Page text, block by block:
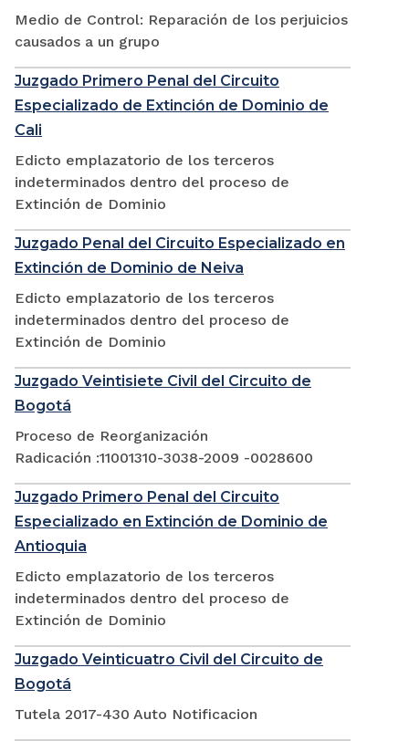
Medio de Control: Reparación de los perjuicios
causados a un grupo
Juzgado Primero Penal del Circuito
Especializado de Extinción de Dominio de
Cali
Edicto emplazatorio de los terceros
indeterminados dentro del proceso de
Extinción de Dominio
Juzgado Penal del Circuito Especializado en
Extinción de Dominio de Neiva
Edicto emplazatorio de los terceros
indeterminados dentro del proceso de
Extinción de Dominio
Juzgado Veintisiete Civil del Circuito de
Bogotá
Proceso de Reorganización
Radicación :11001310-3038-2009 -0028600
Juzgado Primero Penal del Circuito
Especializado en Extinción de Dominio de
Antioquia
Edicto emplazatorio de los terceros
indeterminados dentro del proceso de
Extinción de Dominio
Juzgado Veinticuatro Civil del Circuito de
Bogotá
Tutela 2017-430 Auto Notificacion